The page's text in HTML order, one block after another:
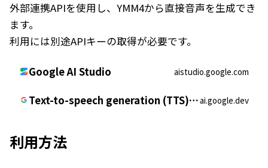
外部連携APIを使用し、YMM4から直接音声を生成でき
ます。
利用には別途APIキーの取得が必要です。
Google AI Studio aistudio.google.com
Text-to-speech generation (TTS) | Gemini API | Google AI for Developersai.google.dev
利用方法